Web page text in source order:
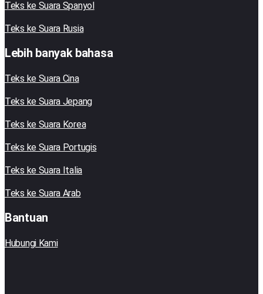
Teks ke Suara Spanyol
Teks ke Suara Rusia
Lebih banyak bahasa
Teks ke Suara Cina
Teks ke Suara Jepang
Teks ke Suara Korea
Teks ke Suara Portugis
Teks ke Suara Italia
Teks ke Suara Arab
Bantuan
Hubungi Kami